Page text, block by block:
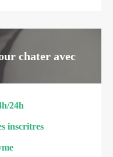
chater avec
24h
inscritres